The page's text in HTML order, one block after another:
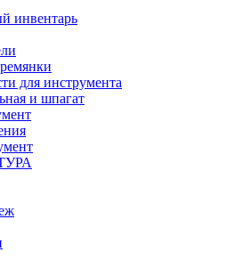
инвентарь
для инструмента
и шпагат